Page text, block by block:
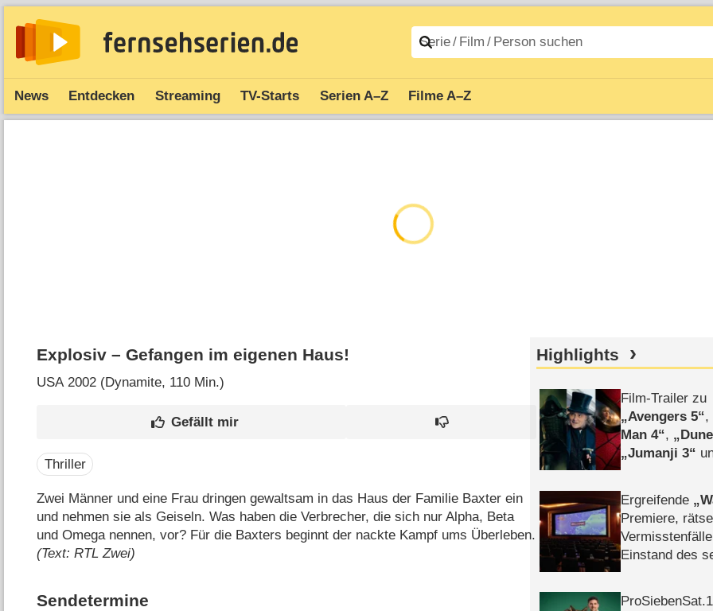
News Entdecken Streaming TV-Starts Serien A–Z Filme A–Z
Explosiv – Gefangen im eigenen Haus!
USA2002 (Dynamite‎, 110 Min.)
Thriller
Zwei Männer und eine Frau dringen gewaltsam in das Haus der Familie Baxter ein
und nehmen sie als Geiseln. Was haben die Verbrecher, die sich nur Alpha, Beta
und Omega nennen, vor? Für die Baxters beginnt der nackte Kampf ums Überleben.
(Text: RTL Zwei)
Sendetermine
Highlights
Film-Trailer zu
Avengers 5 ,
Man 4 ,
Jumanji 3
Ergreifende
Premiere,
Einstand des